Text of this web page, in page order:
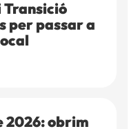
per passar a
2026: obrim